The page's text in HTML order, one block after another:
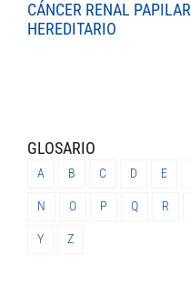
CÁNCER RENAL PAPILAR
HEREDITARIO
GLOSARIO
A B C D E
N O P Q R
Y Z